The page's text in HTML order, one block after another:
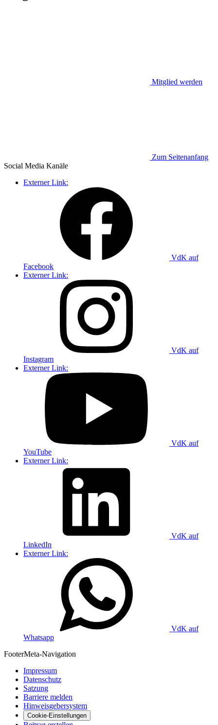
Mitglied werden
Zum Seitenanfang
Social Media Kanäle
Externer Link:
VdK auf
Facebook
Externer Link:
VdK auf
Instagram
Externer Link:
VdK auf
YouTube
Externer Link:
VdK auf
LinkedIn
Externer Link:
VdK auf
Whatsapp
FooterMeta-Navigation
Impressum
Datenschutz
Satzung
Barriere melden
Hinweisgebersystem
Cookie-Einstellungen